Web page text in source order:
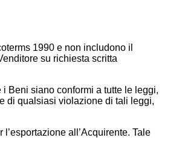
1990 e non includono il
su richiesta scritta
Beni siano conformi a tutte le leggi,
di qualsiasi violazione di tali leggi,
all’Acquirente. Tale